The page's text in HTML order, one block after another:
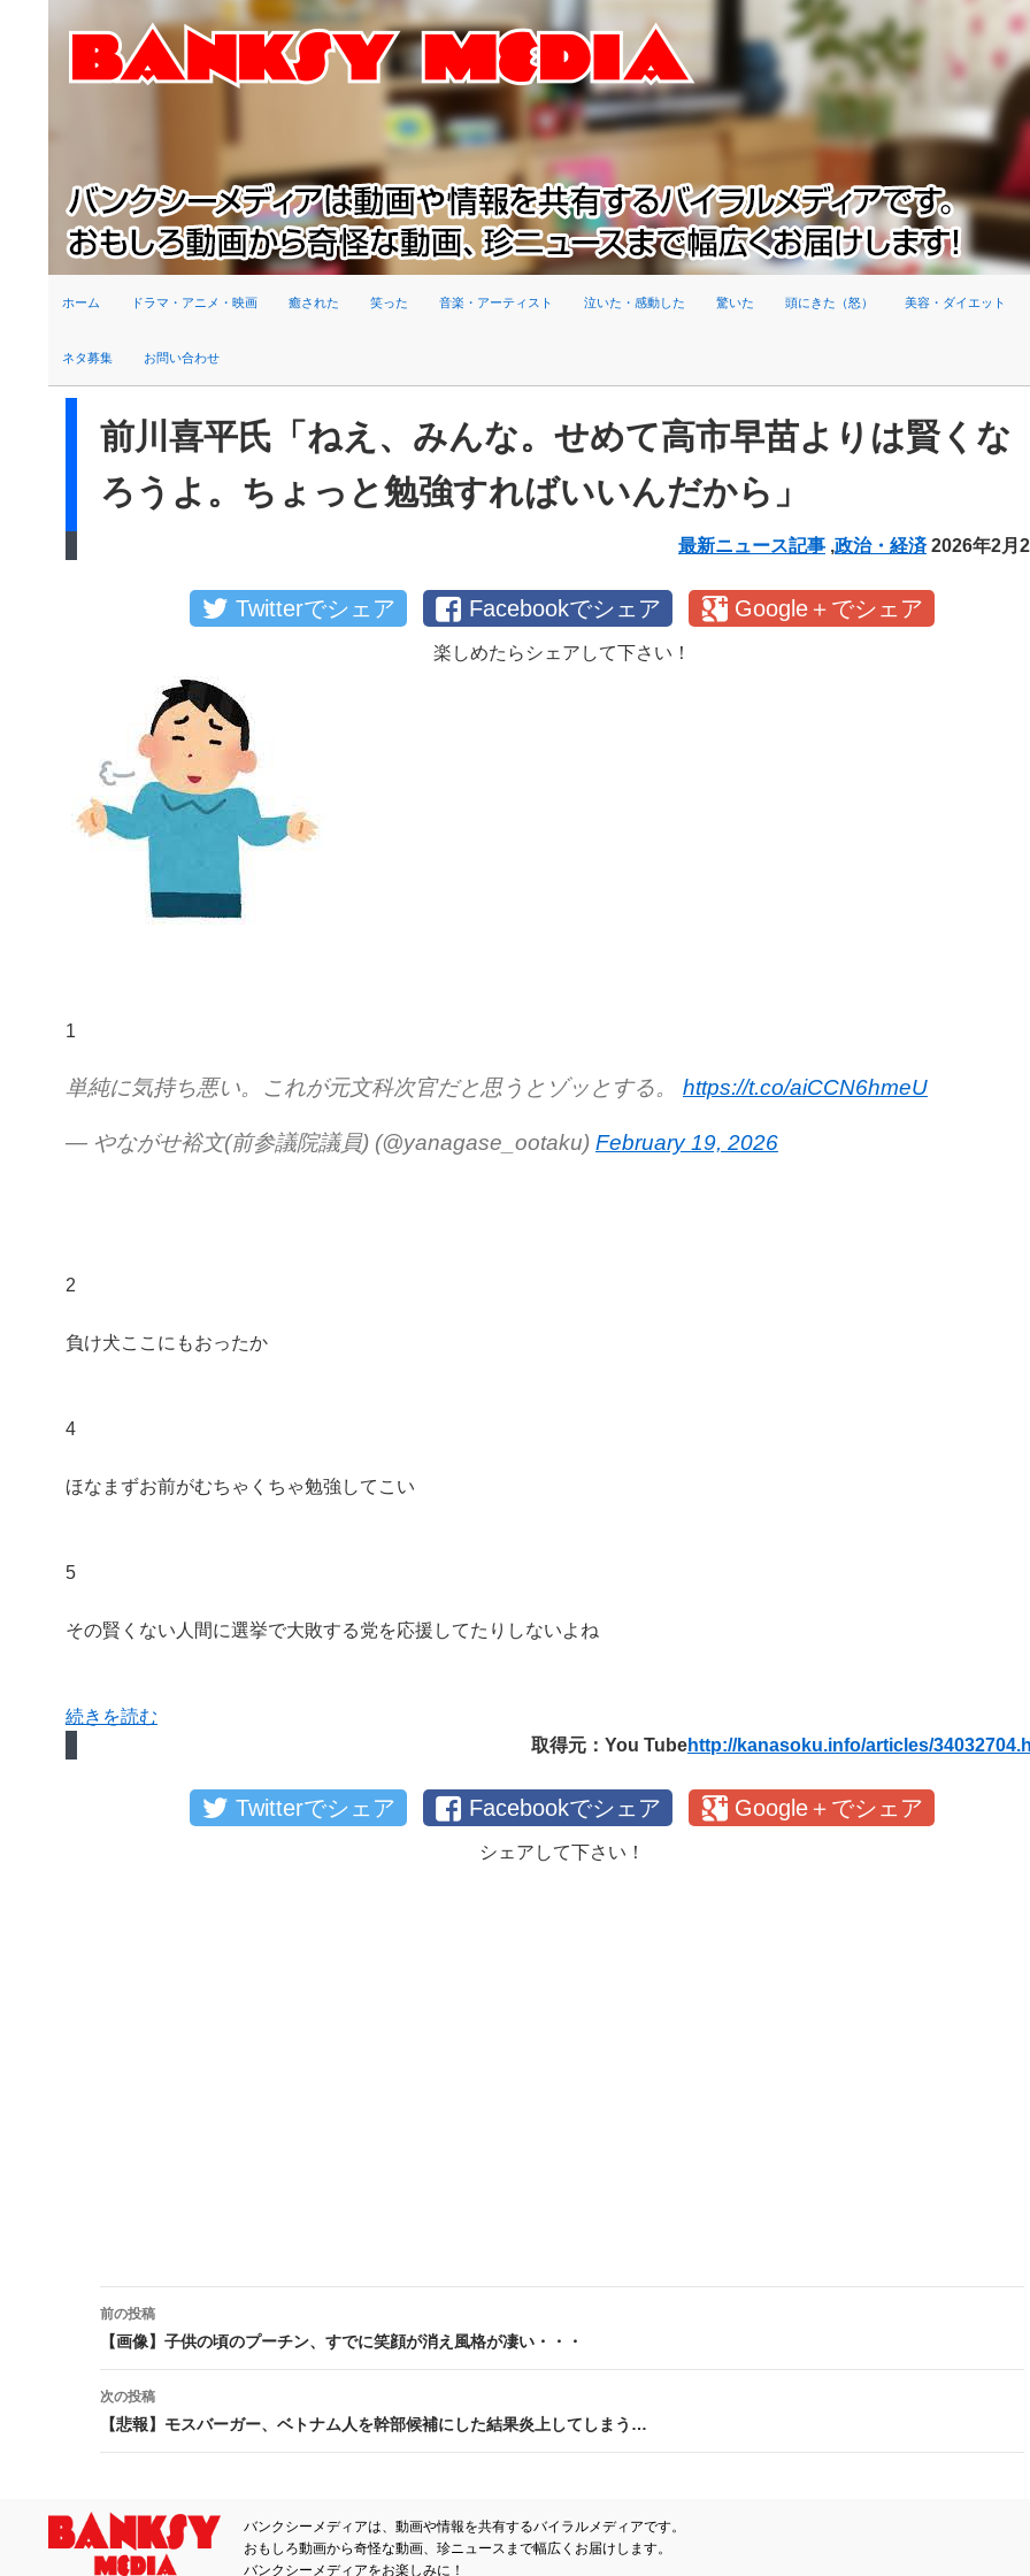
ホーム ドラマ・アニメ・映画 癒された 笑った 音楽・アーティスト 泣いた・感動した 驚いた 頭にきた（怒） 美容・ダイエット
ネタ募集 お問い合わせ
前川喜平氏「ねえ、みんな。せめて高市早苗よりは賢くな
ろうよ。ちょっと勉強すればいいんだから」
最新ニュース記事 ,政治・経済2026年2月
Twitterでシェア Facebookでシェア Google＋でシェア
楽しめたらシェアして下さい！
1
単純に気持ち悪い。これが元文科次官だと思うとゾッとする。 https://t.co/aiCCN6hmeU
— やながせ裕文(前参議院議員) (@yanagase_ootaku) February 19, 2026
2
負け犬ここにもおったか
4
ほなまずお前がむちゃくちゃ勉強してこい
5
その賢くない人間に選挙で大敗する党を応援してたりしないよね
続きを読む
取得元：You Tubehttp://kanasoku.info/articles/
Twitterでシェア Facebookでシェア Google＋でシェア
シェアして下さい！
投稿ナビゲーション
前の投稿
【画像】子供の頃のプーチン、すでに笑顔が消え風格が凄い・・・
次の投稿
【悲報】モスバーガー、ベトナム人を幹部候補にした結果炎上してしまう…
バンクシーメディアは、動画や情報を共有するバイラルメディアです。
おもしろ動画から奇怪な動画、珍ニュースまで幅広くお届けします。
バンクシーメディアをお楽しみに！